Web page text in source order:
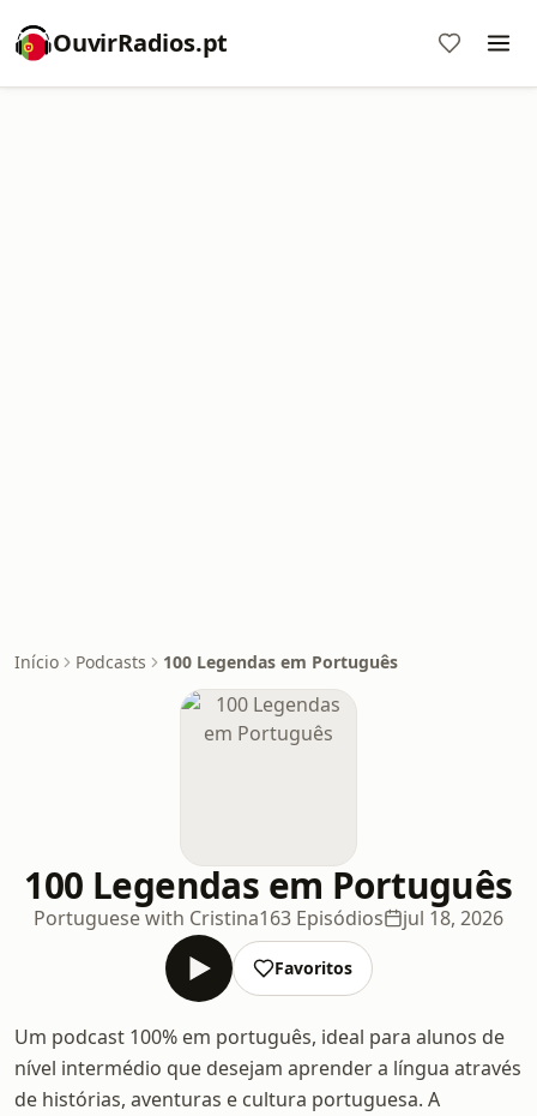
OuvirRadios.pt
Início Podcasts 100 Legendas em Português
100 Legendas em Português
Portuguese with Cristina163 Episódios jul 18, 2026
Favoritos
Um podcast 100% em português, ideal para alunos de
nível intermédio que desejam aprender a língua através
de histórias, aventuras e cultura portuguesa. A